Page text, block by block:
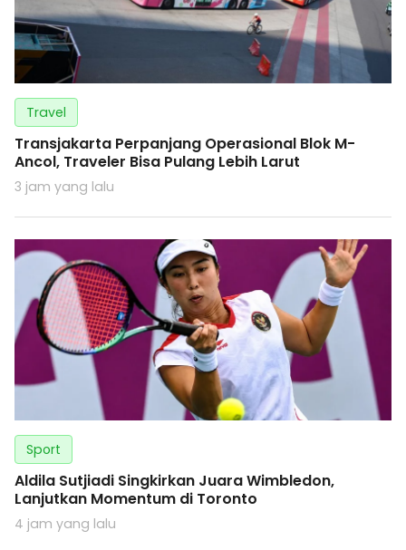
Travel
Transjakarta Perpanjang Operasional Blok M-
Ancol, Traveler Bisa Pulang Lebih Larut
3 jam yang lalu
Sport
Aldila Sutjiadi Singkirkan Juara Wimbledon,
Lanjutkan Momentum di Toronto
4 jam yang lalu